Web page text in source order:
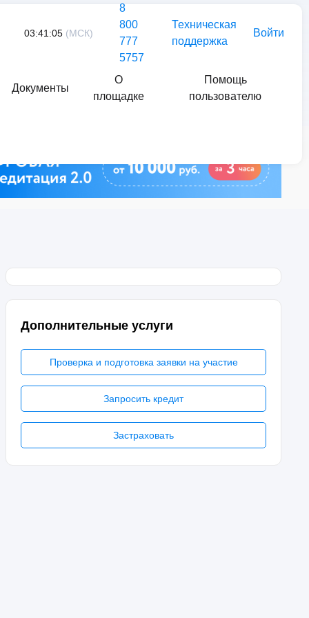
03:41:05 (МСК)
8
800
777
5757
Техническая
поддержка
Войти
Документы
О
площадке
Помощь
пользователю
Дополнительные услуги
Проверка и подготовка заявки на участие
Запросить кредит
Застраховать